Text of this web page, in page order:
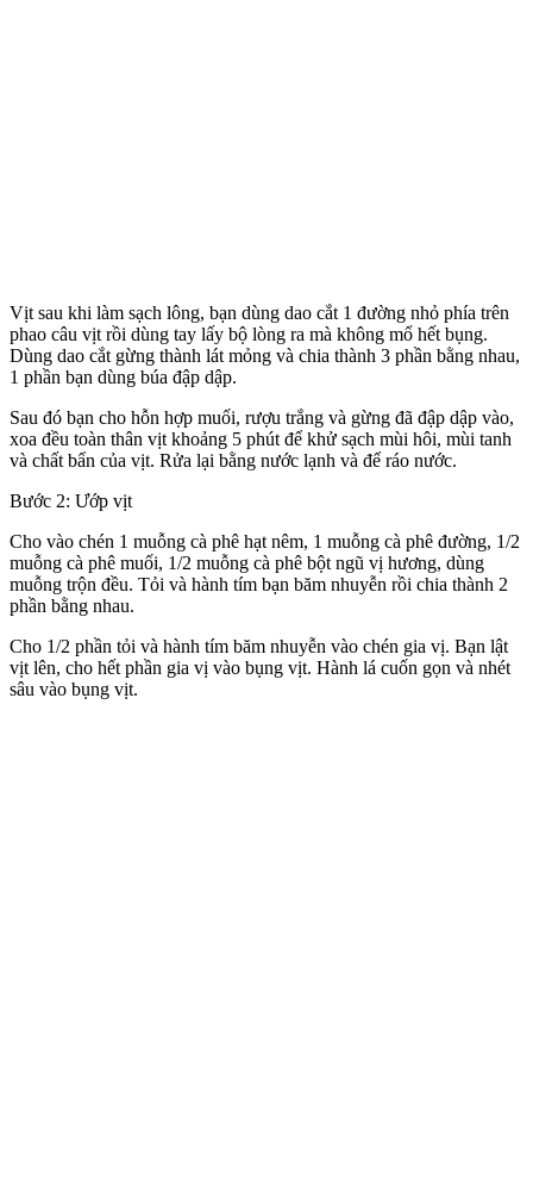
Vịt sau khi làm sạch lông, bạn dùng dao cắt 1 đường nhỏ phía trên
phao câu vịt rồi dùng tay lấy bộ lòng ra mà không mổ hết bụng.
Dùng dao cắt gừng thành lát mỏng và chia thành 3 phần bằng nhau,
1 phần bạn dùng búa đập dập.
Sau đó bạn cho hỗn hợp muối, rượu trắng và gừng đã đập dập vào,
xoa đều toàn thân vịt khoảng 5 phút để khử sạch mùi hôi, mùi tanh
và chất bẩn của vịt. Rửa lại bằng nước lạnh và để ráo nước.
Bước 2: Ướp vịt
Cho vào chén 1 muỗng cà phê hạt nêm, 1 muỗng cà phê đường, 1/2
muỗng cà phê muối, 1/2 muỗng cà phê bột ngũ vị hương, dùng
muỗng trộn đều. Tỏi và hành tím bạn băm nhuyễn rồi chia thành 2
phần bằng nhau.
Cho 1/2 phần tỏi và hành tím băm nhuyễn vào chén gia vị. Bạn lật
vịt lên, cho hết phần gia vị vào bụng vịt. Hành lá cuốn gọn và nhét
sâu vào bụng vịt.